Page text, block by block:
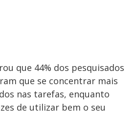
que 44% dos pesquisados
que se concentrar mais
nas tarefas, enquanto
de utilizar bem o seu